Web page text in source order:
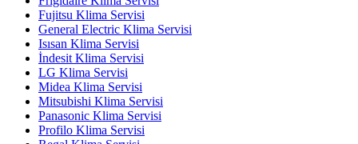
Fujitsu Klima Servisi
General Electric Klima Servisi
Isısan Klima Servisi
İndesit Klima Servisi
LG Klima Servisi
Midea Klima Servisi
Mitsubishi Klima Servisi
Panasonic Klima Servisi
Profilo Klima Servisi